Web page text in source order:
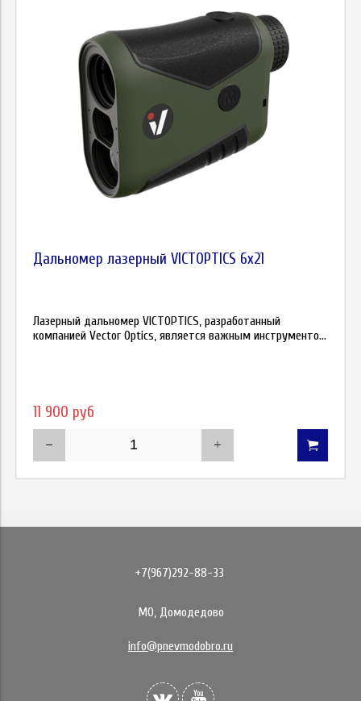
Дальномер лазерный VICTOPTICS 6x21
Лазерный дальномер VICTOPTICS, разработанный
компанией Vector Optics, является важным инструменто...
11 900 руб
+7(967)292-88-33
МО, Домодедово
info@pnevmodobro.ru